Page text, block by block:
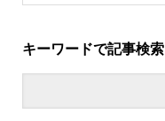
キーワードで記事検索